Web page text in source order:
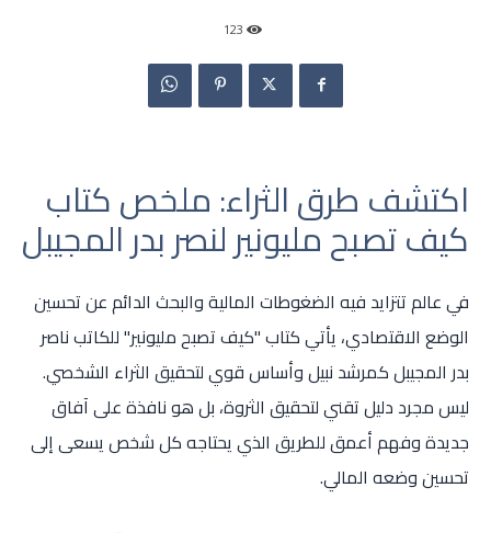
123
اكتشف طرق الثراء: ملخص كتاب
كيف تصبح مليونير لنصر بدر المجيبل
في عالم تتزايد فيه الضغوطات المالية والبحث الدائم عن تحسين
الوضع الاقتصادي، يأتي كتاب "كيف تصبح مليونير" للكاتب ناصر
بدر المجيبل كمرشد نبيل وأساس قوي لتحقيق الثراء الشخصي.
ليس مجرد دليل تقني لتحقيق الثروة، بل هو نافذة على آفاق
جديدة وفهم أعمق للطريق الذي يحتاجه كل شخص يسعى إلى
تحسين وضعه المالي.